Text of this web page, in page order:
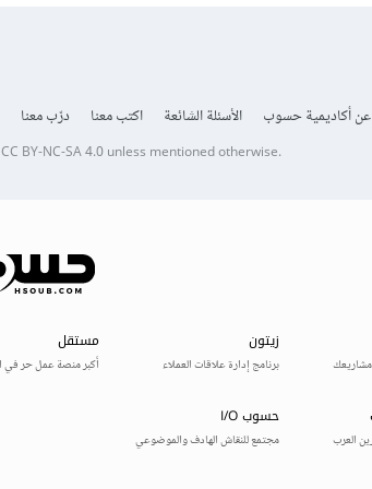
عن أكاديمية حسوب الأسئلة الشائعة اكتب معنا درّب معنا
CC BY-NC-SA 4.0unless mentioned otherwise.